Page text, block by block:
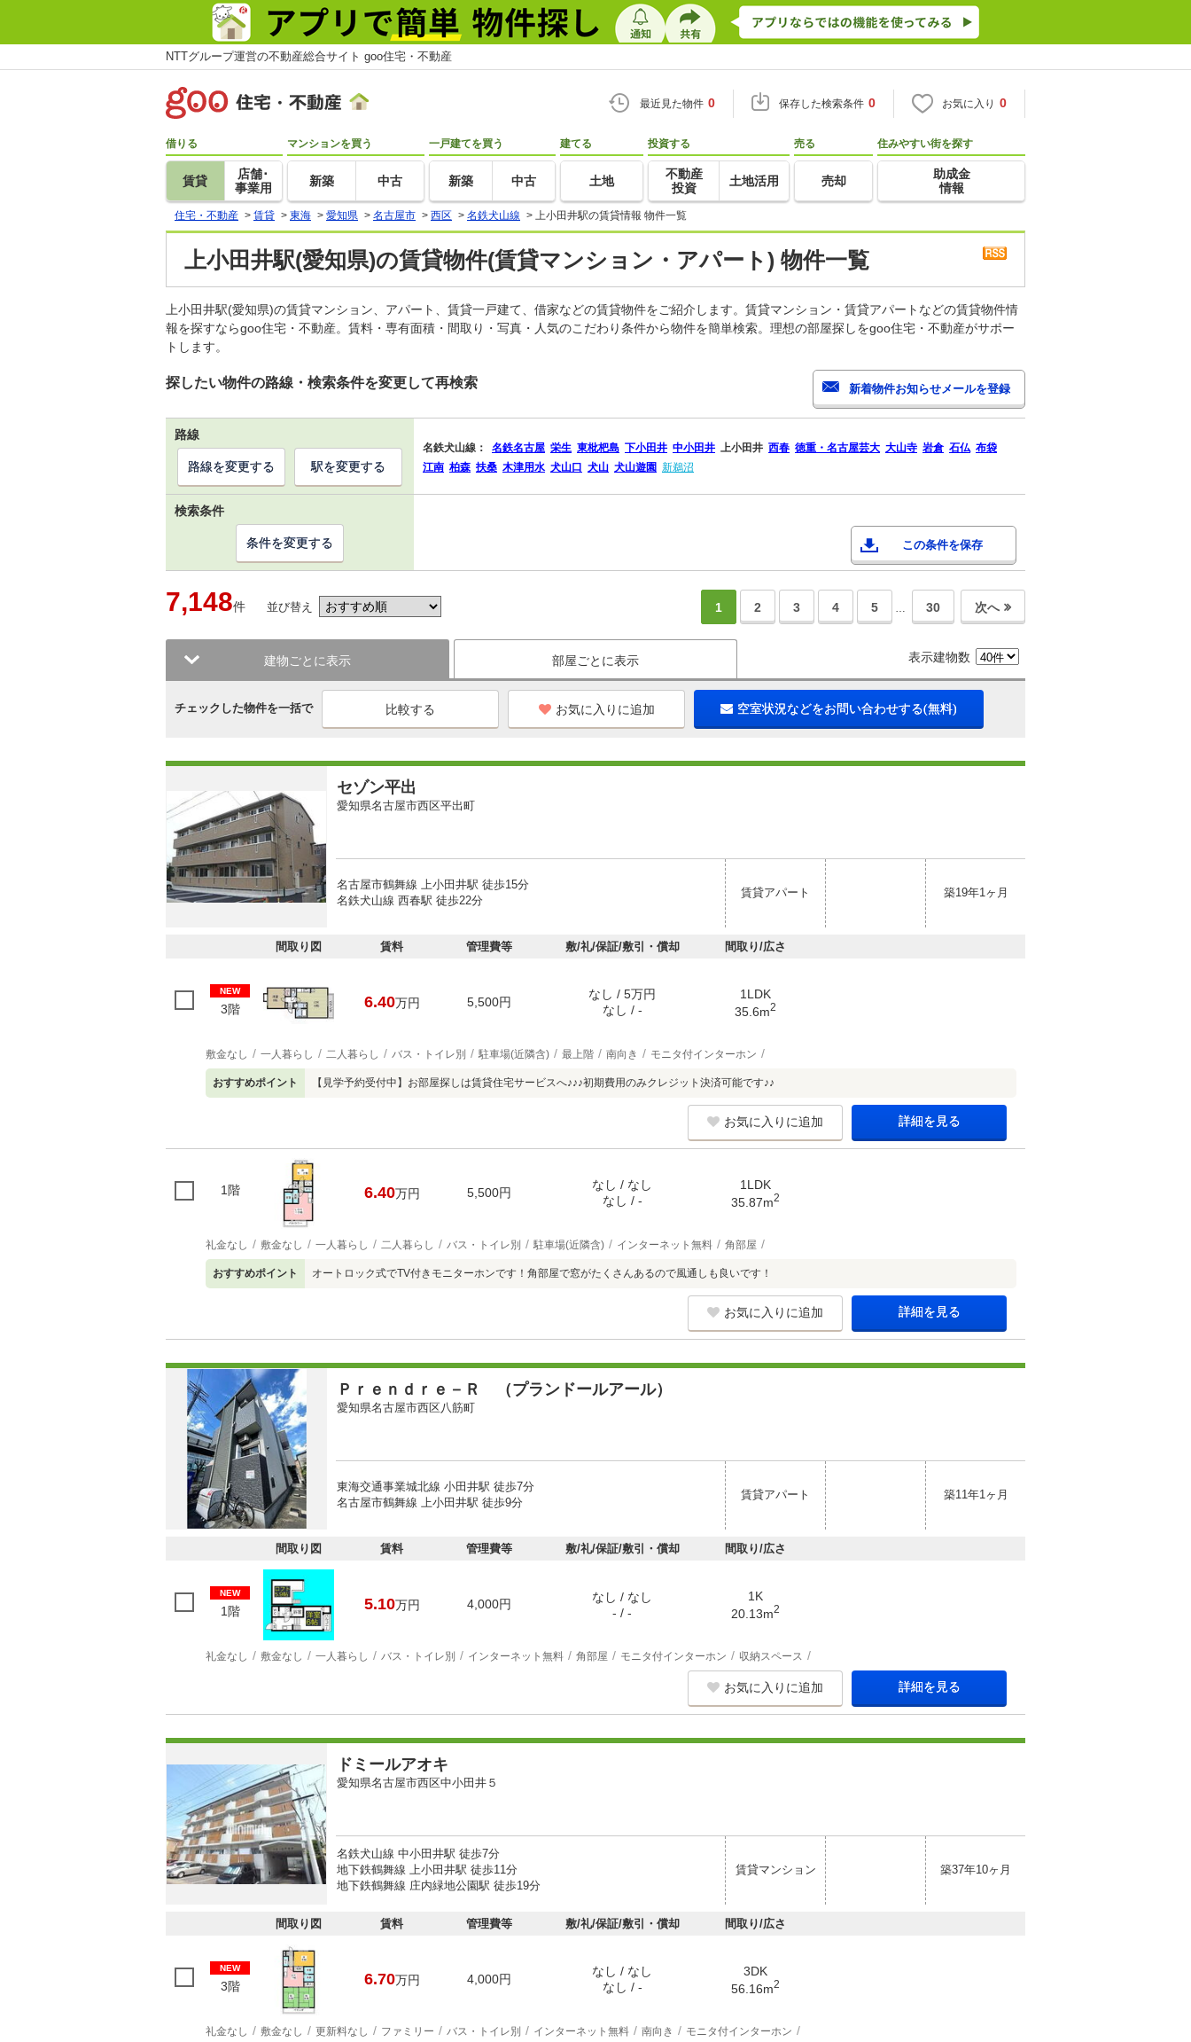
NTTグループ運営の不動産総合サイト goo住宅・不動産
最近見た物件 0 保存した検索条件 0 お気に入り 0
借りる
賃貸
店舗･
事業用
マンションを買う
新築 中古
一戸建てを買う
新築 中古
建てる
土地
投資する
不動産
投資
土地活用
売る
売却
住みやすい街を探す
助成金
情報
住宅・不動産 > 賃貸 > 東海 > 愛知県 > 名古屋市 > 西区 > 名鉄犬山線 > 上小田井駅の賃貸情報 物件一覧
上小田井駅(愛知県)の賃貸物件(賃貸マンション・アパート) 物件一覧
上小田井駅(愛知県)の賃貸マンション、アパート、賃貸一戸建て、借家などの賃貸物件をご紹介します。賃貸マンション・賃貸アパートなどの賃貸物件情
報を探すならgoo住宅・不動産。賃料・専有面積・間取り・写真・人気のこだわり条件から物件を簡単検索。理想の部屋探しをgoo住宅・不動産がサポー
トします。
探したい物件の路線・検索条件を変更して再検索
路線
名鉄犬山線： 名鉄名古屋 栄生 東枇杷島 下小田井 中小田井 上小田井 西春 徳重・名古屋芸大 大山寺 岩倉 石仏 布袋
江南 柏森 扶桑 木津用水 犬山口 犬山 犬山遊園 新鵜沼
路線を変更する 駅を変更する
検索条件
この条件を保存
条件を変更する
7,148件 並び替え 1 2 3 4 5 … 30 次へ
建物ごとに表示 部屋ごとに表示 表示建物数
チェックした物件を一括で お気に入りに追加 空室状況などをお問い合わせする(無料)
セゾン平出
愛知県名古屋市西区平出町
名古屋市鶴舞線 上小田井駅 徒歩15分
名鉄犬山線 西春駅 徒歩22分
賃貸アパート 築19年1ヶ月
間取り図 賃料 管理費等 敷/礼/保証/敷引・償却 間取り/広さ
NEW
3階 6.40万円 5,500円
なし / 5万円
なし / -
1LDK
35.6m2
敷金なし 一人暮らし 二人暮らし バス・トイレ別 駐車場(近隣含) 最上階 南向き モニタ付インターホン
おすすめポイント 【見学予約受付中】お部屋探しは賃貸住宅サービスへ♪♪♪初期費用のみクレジット決済可能です♪♪
お気に入りに追加 詳細を見る
1階 6.40万円 5,500円
なし / なし
なし / -
1LDK
35.87m2
礼金なし 敷金なし 一人暮らし 二人暮らし バス・トイレ別 駐車場(近隣含) インターネット無料 角部屋
おすすめポイント オートロック式でTV付きモニターホンです！角部屋で窓がたくさんあるので風通しも良いです！
お気に入りに追加 詳細を見る
Ｐｒｅｎｄｒｅ－Ｒ （プランドールアール）
愛知県名古屋市西区八筋町
東海交通事業城北線 小田井駅 徒歩7分
名古屋市鶴舞線 上小田井駅 徒歩9分
賃貸アパート 築11年1ヶ月
間取り図 賃料 管理費等 敷/礼/保証/敷引・償却 間取り/広さ
NEW
1階 5.10万円 4,000円
なし / なし
- / -
1K
20.13m2
礼金なし 敷金なし 一人暮らし バス・トイレ別 インターネット無料 角部屋 モニタ付インターホン 収納スペース
お気に入りに追加 詳細を見る
ドミールアオキ
愛知県名古屋市西区中小田井５
名鉄犬山線 中小田井駅 徒歩7分
地下鉄鶴舞線 上小田井駅 徒歩11分
地下鉄鶴舞線 庄内緑地公園駅 徒歩19分
賃貸マンション 築37年10ヶ月
間取り図 賃料 管理費等 敷/礼/保証/敷引・償却 間取り/広さ
NEW
3階 6.70万円 4,000円
なし / なし
なし / -
3DK
56.16m2
礼金なし 敷金なし 更新料なし ファミリー バス・トイレ別 インターネット無料 南向き モニタ付インターホン